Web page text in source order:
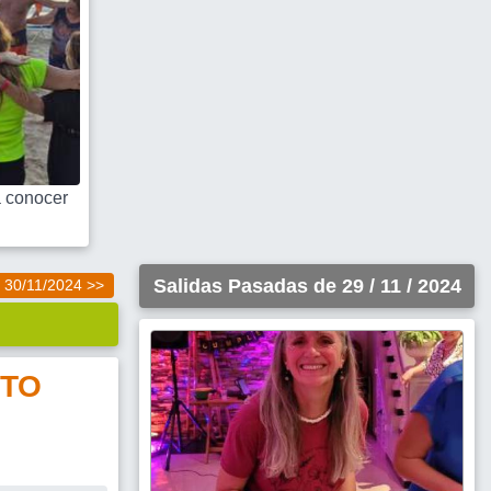
conocer
30/11/2024 >> Salidas Pasadas de 29 / 11 / 2024